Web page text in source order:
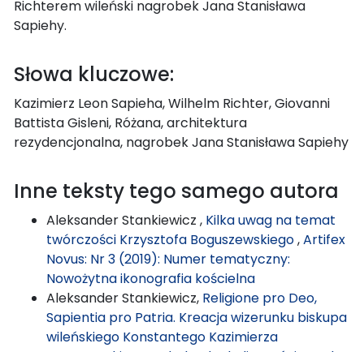
Richterem wileński nagrobek Jana Stanisława
Sapiehy.
Słowa kluczowe:
Kazimierz Leon Sapieha, Wilhelm Richter, Giovanni
Battista Gisleni, Różana, architektura
rezydencjonalna, nagrobek Jana Stanisława Sapiehy
Inne teksty tego samego autora
Aleksander Stankiewicz , Kilka uwag na temat
twórczości Krzysztofa Boguszewskiego,Artifex
Novus: Nr 3 (2019): Numer tematyczny:
Nowożytna ikonografia kościelna
Aleksander Stankiewicz, Religione pro Deo,
Sapientia pro Patria. Kreacja wizerunku biskupa
wileńskiego Konstantego Kazimierza